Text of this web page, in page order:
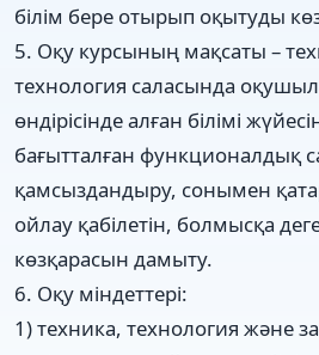
білім бере отырып оқытуды
5. Оқу курсының мақсаты –
технология саласында
өндірісінде алған білімі
бағытталған функционалдық
қамсыздандыру, сонымен
ойлау қабілетін, болмысқа
көзқарасын дамыту.
6. Оқу міндеттері:
1) техника, технология және